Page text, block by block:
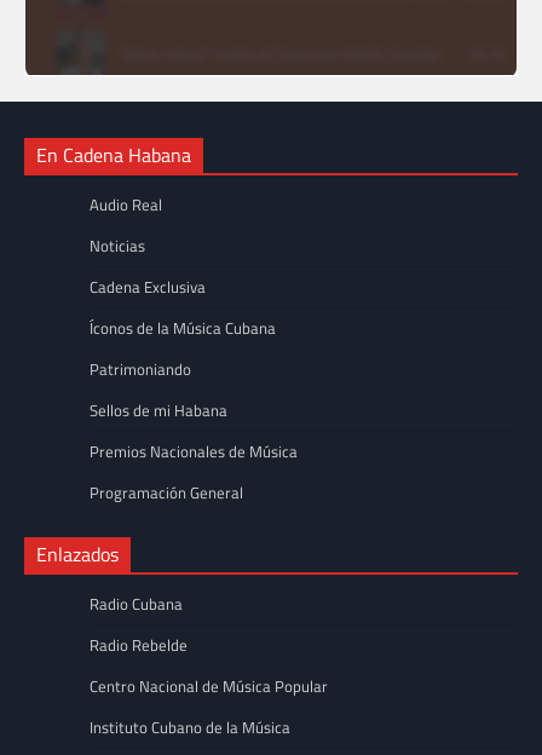
En Cadena Habana
Audio Real
Noticias
Cadena Exclusiva
Íconos de la Música Cubana
Patrimoniando
Sellos de mi Habana
Premios Nacionales de Música
Programación General
Enlazados
Radio Cubana
Radio Rebelde
Centro Nacional de Música Popular
Instituto Cubano de la Música